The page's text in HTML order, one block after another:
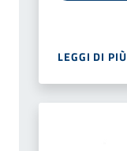
LEGGI DI PIÙ